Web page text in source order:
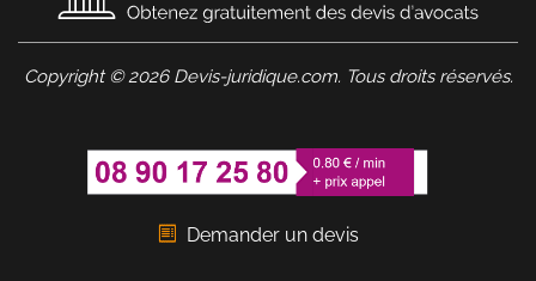
Copyright © 2026 Devis-juridique.com. Tous droits réservés.
Demander un devis